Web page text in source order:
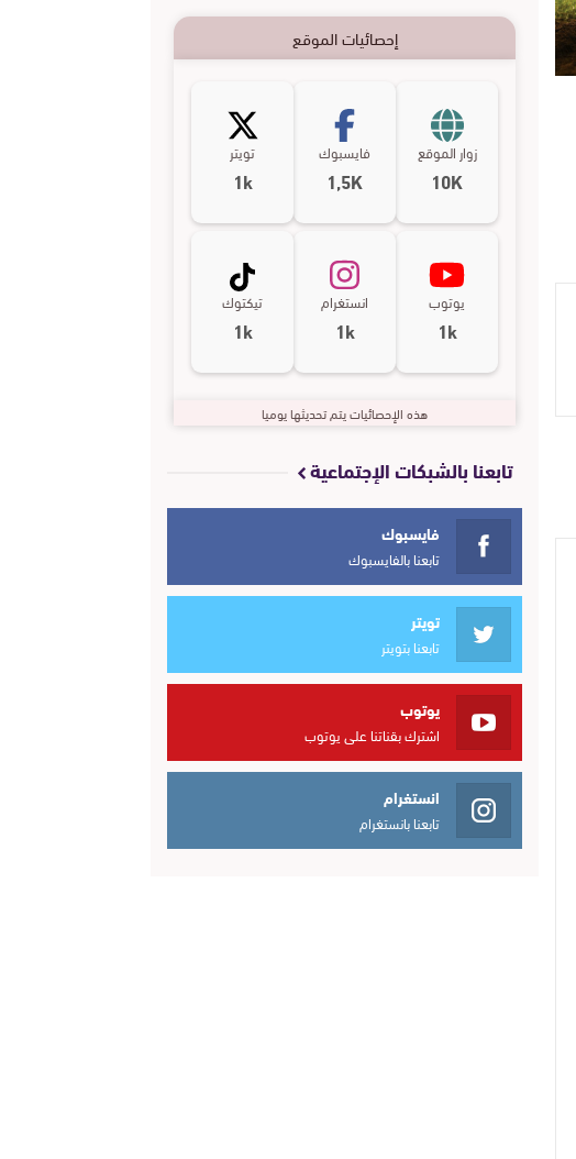
إحصائيات الموقع
زوار الموقع
10K
فايسبوك
1,5K
تويتر
1k
يوتوب
1k
انستغرام
1k
تيكتوك
1k
هذه الإحصائيات يتم تحديثها يوميا
تابعنا بالشبكات الإجتماعية
فايسبوك
تابعنا بالفايسبوك
تويتر
تابعنا بتويتر
يوتوب
اشترك بقناتنا على يوتوب
انستغرام
تابعنا بانستغرام